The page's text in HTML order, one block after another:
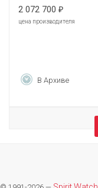
2 072 700 ₽
цена производителя
В Архиве